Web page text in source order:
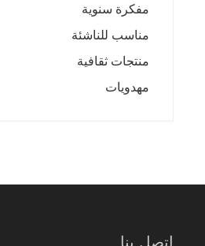
مفكرة سنوية
مناسب للناشئة
منتجات ثقافية
مهدويات
اتصل بنا